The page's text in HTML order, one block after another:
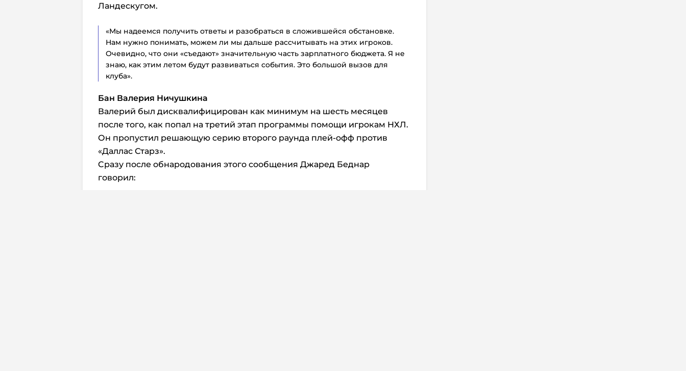
Ландескугом.
«Мы надеемся получить ответы и разобраться в сложившейся обстановке.
Нам нужно понимать, можем ли мы дальше рассчитывать на этих игроков.
Очевидно, что они «съедают» значительную часть зарплатного бюджета. Я не
знаю, как этим летом будут развиваться события. Это большой вызов для
клуба».
Бан Валерия Ничушкина
Валерий был дисквалифицирован как минимум на шесть месяцев
после того, как попал на третий этап программы помощи игрокам НХЛ.
Он пропустил решающую серию второго раунда плей-офф против
«Даллас Старз».
Cразу после обнародования этого сообщения Джаред Беднар
говорил: